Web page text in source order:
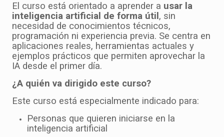
El curso está orientado a aprender a usar la
inteligencia artificial de forma útil , sin
necesidad de conocimientos técnicos,
programación ni experiencia previa. Se centra en
aplicaciones reales, herramientas actuales y
ejemplos prácticos que permiten aprovechar la
IA desde el primer día.
¿A quién va dirigido este curso?
Este curso está especialmente indicado para:
Personas que quieren iniciarse en la
inteligencia artificial